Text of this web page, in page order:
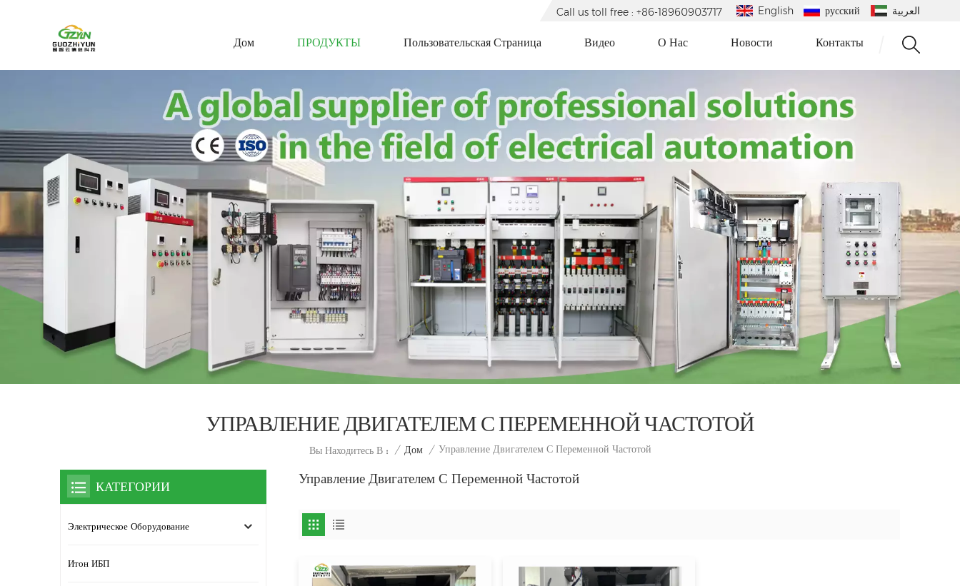
English русский العربية Call us toll free : +86-18960903717
Дом ПРОДУКТЫ Пользовательская Страница Видео О Нас Новости Контакты
УПРАВЛЕНИЕ ДВИГАТЕЛЕМ С ПЕРЕМЕННОЙ ЧАСТОТОЙ
Вы Находитесь В : / Дом / Управление Двигателем С Переменной Частотой
Управление Двигателем С Переменной Частотой
КАТЕГОРИИ
Электрическое Оборудование
Итон ИБП